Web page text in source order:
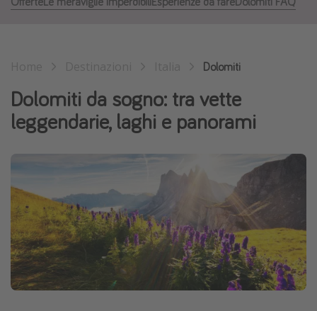
Last minute capodanno
Vacanze con bambini
Viaggi per single
Altri argomenti
Travel magazine
Calendario di viaggio
Festività del 2026
Dolomiti
Dolomiti da sogno: tra vette
leggendarie, laghi e panorami